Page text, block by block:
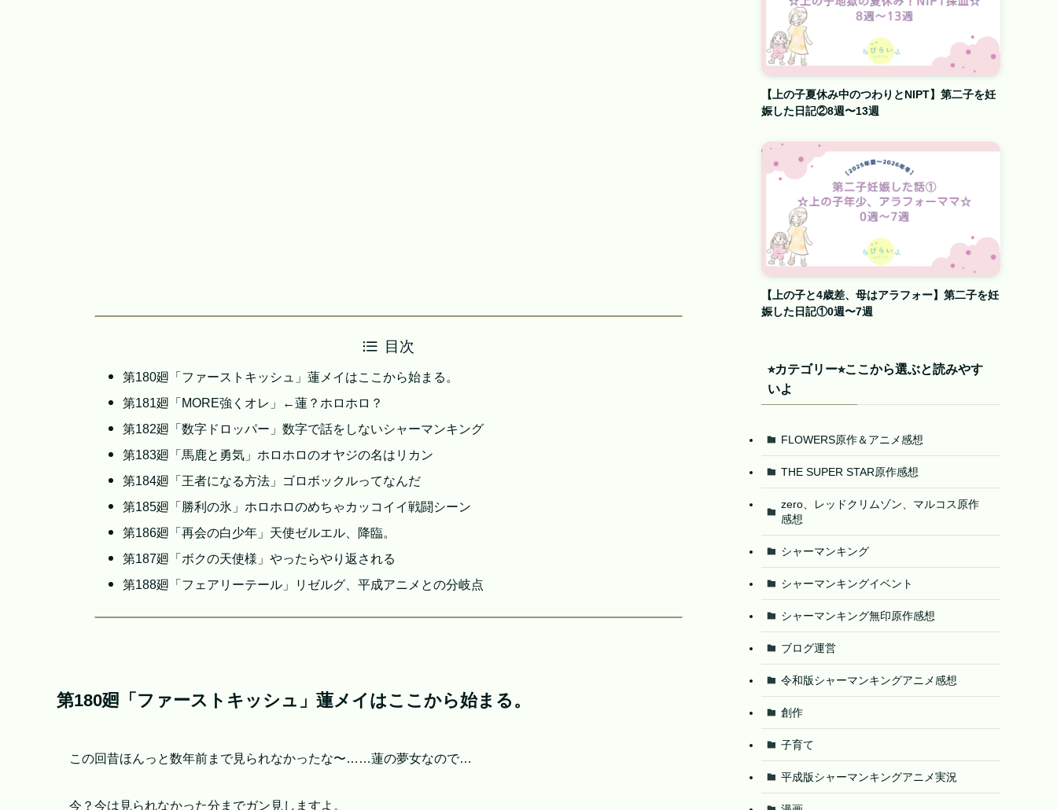
目次
第180廻「ファーストキッシュ」蓮メイはここから始まる。
第181廻「MORE強くオレ」←蓮？ホロホロ？
第182廻「数字ドロッパー」数字で話をしないシャーマンキング
第183廻「馬鹿と勇気」ホロホロのオヤジの名はリカン
第184廻「王者になる方法」ゴロボックルってなんだ
第185廻「勝利の氷」ホロホロのめちゃカッコイイ戦闘シーン
第186廻「再会の白少年」天使ゼルエル、降臨。
第187廻「ボクの天使様」やったらやり返される
第188廻「フェアリーテール」リゼルグ、平成アニメとの分岐点
第180廻「ファーストキッシュ」蓮メイはここから始まる。
この回昔ほんっと数年前まで見られなかったな〜……蓮の夢女なので…
今？今は見られなかった分までガン見しますよ。
【上の子夏休み中のつわりとNIPT】第二子を妊
娠した日記②8週〜13週
【上の子と4歳差、母はアラフォー】第二子を妊
娠した日記①0週〜7週
⭐︎カテゴリー⭐︎ここから選ぶと読みやす
いよ
FLOWERS原作＆アニメ感想
THE SUPER STAR原作感想
zero、レッドクリムゾン、マルコス原作
感想
シャーマンキング
シャーマンキングイベント
シャーマンキング無印原作感想
ブログ運営
令和版シャーマンキングアニメ感想
創作
子育て
平成版シャーマンキングアニメ実況